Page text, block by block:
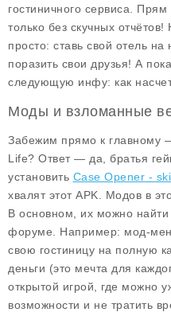
гостиничного сервиса.
только без скучных
просто: ставь свой отель на
поразить свои друзья! А
следующую инфу: как
Моды и взломанные
Забежим прямо к главному
Life? Ответ — да, братья
установить Case Opener -
хвалят этот APK. Модов в
В основном, их можно найти
форуме. Например: мод-
свою гостиницу на полную
деньги (это мечта для
открытой игрой, где можно
возможности и не тратить